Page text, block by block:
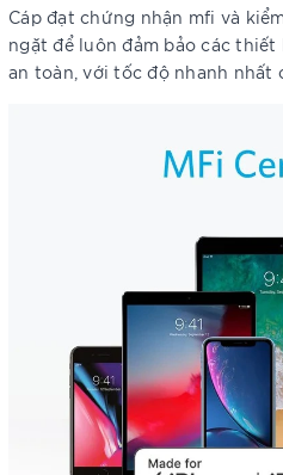
Cáp đạt chứng nhận mfi và
ngặt để luôn đảm bảo các
an toàn, với tốc độ nhanh nhất